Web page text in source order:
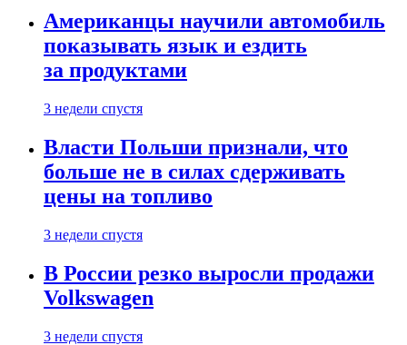
Американцы научили автомобиль
показывать язык и ездить
за продуктами
3 недели спустя
Власти Польши признали, что
больше не в силах сдерживать
цены на топливо
3 недели спустя
В России резко выросли продажи
Volkswagen
3 недели спустя